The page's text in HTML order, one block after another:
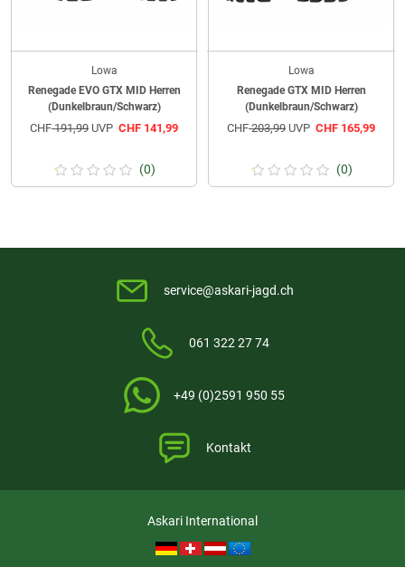
Lowa
Renegade EVO GTX MID Herren
(Dunkelbraun/Schwarz)
CHF191,99 UVP CHF 141,99
(0)
Lowa
Renegade GTX MID Herren
(Dunkelbraun/Schwarz)
CHF203,99 UVP CHF 165,99
(0)
service@askari-jagd.ch
061 322 27 74
+49 (0)2591 950 55
Kontakt
Askari International